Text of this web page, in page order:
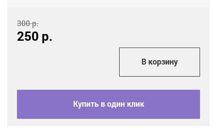
300 р.
250 р.
В корзину
Купить в один клик